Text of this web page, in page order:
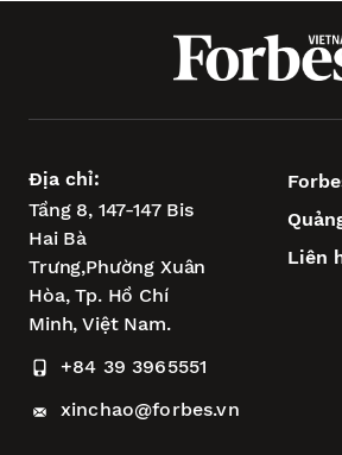
Địa chỉ:
Tầng 8, 147-147 Bis
Hai Bà
Trưng,Phường Xuân
Hòa,Tp. Hồ Chí
Minh, Việt Nam.
+84 39 3965551
xinchao@forbes.vn
Liên